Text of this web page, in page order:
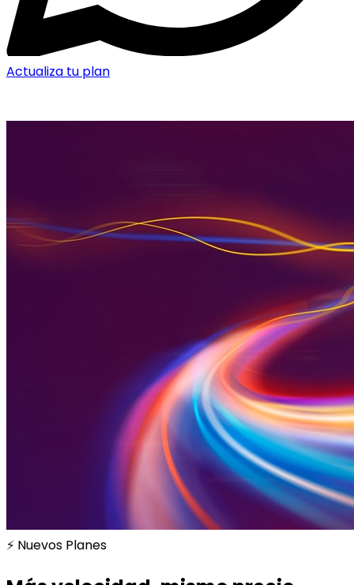
Actualiza tu plan
⚡ Nuevos Planes